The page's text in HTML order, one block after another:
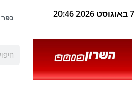
7 באוגוסט 2026 20:46